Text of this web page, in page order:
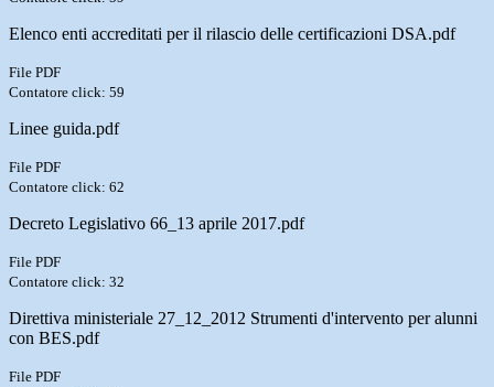
Elenco enti accreditati per il rilascio delle certificazioni DSA.pdf
File PDF
Contatore click: 59
Linee guida.pdf
File PDF
Contatore click: 62
Decreto Legislativo 66_13 aprile 2017.pdf
File PDF
Contatore click: 32
Direttiva ministeriale 27_12_2012 Strumenti d'intervento per alunni
con BES.pdf
File PDF